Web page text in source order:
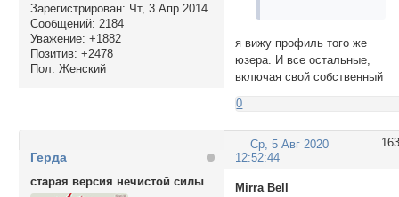
Зарегистрирован: Чт, 3 Апр 2014
Сообщений: 2184
Уважение: +1882
Позитив: +2478
Пол: Женский
я вижу профиль того же
юзера. И все остальные,
включая свой собственный
0
163
Ср, 5 Авг 2020
12:52:44
Герда
старая версия нечистой силы
Mirra Bell